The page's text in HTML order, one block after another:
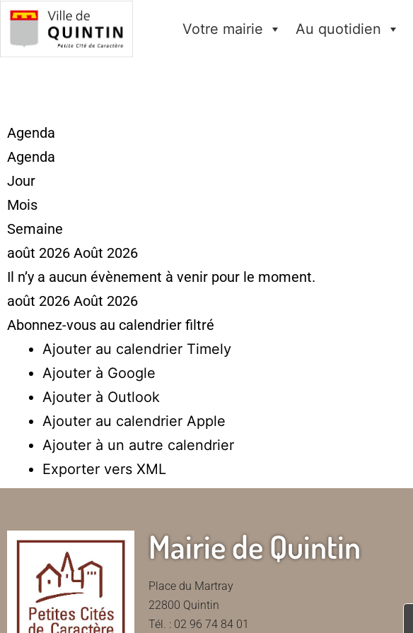
Votre mairie Au quotidien
Agenda
Agenda
Jour
Mois
Semaine
août 2026 Août 2026
Il n’y a aucun évènement à venir pour le moment.
août 2026 Août 2026
Abonnez-vous au calendrier filtré
Ajouter au calendrier Timely
Ajouter à Google
Ajouter à Outlook
Ajouter au calendrier Apple
Ajouter à un autre calendrier
Exporter vers XML
Mairie de Quintin
Place du Martray
22800 Quintin
Tél. : 02 96 74 84 01